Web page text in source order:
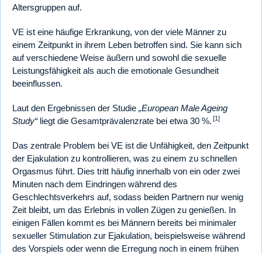
Altersgruppen auf.
VE ist eine häufige Erkrankung, von der viele Männer zu
einem Zeitpunkt in ihrem Leben betroffen sind. Sie kann sich
auf verschiedene Weise äußern und sowohl die sexuelle
Leistungsfähigkeit als auch die emotionale Gesundheit
beeinflussen.
Laut den Ergebnissen der Studie „European Male Ageing
Study“liegt die Gesamtprävalenzrate bei etwa 30 %. [1]
Das zentrale Problem bei VE ist die Unfähigkeit, den Zeitpunkt
der Ejakulation zu kontrollieren, was zu einem zu schnellen
Orgasmus führt. Dies tritt häufig innerhalb von ein oder zwei
Minuten nach dem Eindringen während des
Geschlechtsverkehrs auf, sodass beiden Partnern nur wenig
Zeit bleibt, um das Erlebnis in vollen Zügen zu genießen. In
einigen Fällen kommt es bei Männern bereits bei minimaler
sexueller Stimulation zur Ejakulation, beispielsweise während
des Vorspiels oder wenn die Erregung noch in einem frühen